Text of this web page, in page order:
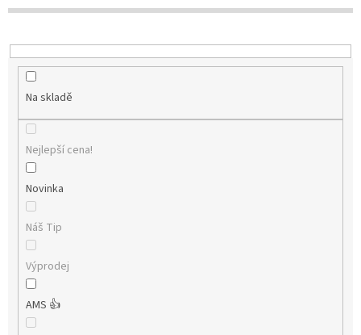
t
Na skladě
Nejlepší cena!
Novinka
Náš Tip
Výprodej
AMS 👍